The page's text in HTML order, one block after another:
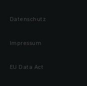
Datenschutz
Impressum
EU Data Act